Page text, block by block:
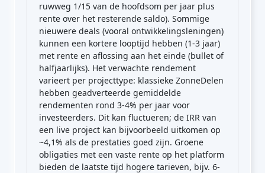
ruwweg 1/15 van de hoofdsom per jaar plus
rente over het resterende saldo). Sommige
nieuwere deals (vooral ontwikkelingsleningen)
kunnen een kortere looptijd hebben (1-3 jaar)
met rente en aflossing aan het einde (bullet of
halfjaarlijks). Het verwachte rendement
varieert per projecttype: klassieke ZonneDelen
hebben geadverteerde gemiddelde
rendementen rond 3-4% per jaar voor
investeerders. Dit kan fluctueren; de IRR van
een live project kan bijvoorbeeld uitkomen op
~4,1% als de prestaties goed zijn. Groene
obligaties met een vaste rente op het platform
bieden de laatste tijd hogere tarieven, bijv. 6-